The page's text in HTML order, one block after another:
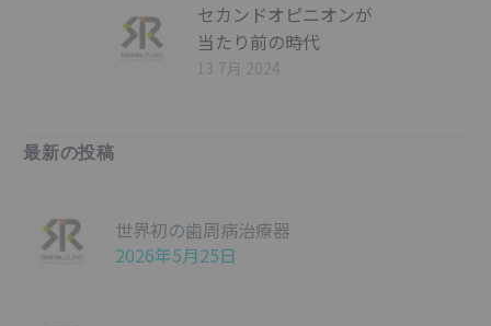
セカンドオピニオンが
当たり前の時代
13 7月 2024
最新の投稿
世界初の歯周病治療器
2026年5月25日